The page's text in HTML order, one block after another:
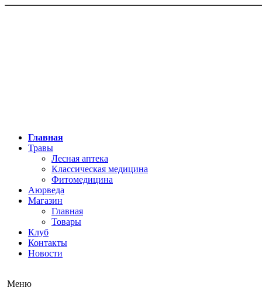
Главная
Травы
Лесная аптека
Классическая медицина
Фитомедицина
Аюрведа
Магазин
Главная
Товары
Клуб
Контакты
Новости
Меню